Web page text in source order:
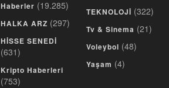
Haberler (19.285)
HALKA ARZ (297)
HİSSE SENEDİ
(631)
Kripto Haberleri
(753)
TEKNOLOJİ (322)
Tv & Sinema (21)
Voleybol (48)
Yaşam (4)